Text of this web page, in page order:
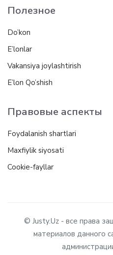
Полезное
Do’kon
E’lonlar
Vakansiya joylashtirish
E’lon Qo’shish
Правовые аспекты
Foydalanish shartlari
Maxfiylik siyosati
Cookie-fayllar
© Justy.Uz - все права
материалов данного